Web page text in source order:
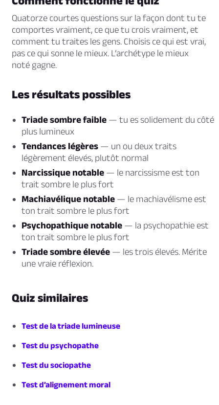
Quatorze courtes questions sur la façon dont tu te
comportes vraiment, ce que tu crois vraiment, et
comment tu traites les gens. Choisis ce qui est vrai,
pas ce qui sonne le mieux. L’archétype le mieux
noté gagne.
Les résultats possibles
Triade sombre faible — tu es solidement du côté
plus lumineux
Tendances légères — un ou deux traits
légèrement élevés, plutôt normal
Narcissique notable — le narcissisme est ton
trait sombre le plus fort
Machiavélique notable — le machiavélisme est
ton trait sombre le plus fort
Psychopathique notable — la psychopathie est
ton trait sombre le plus fort
Triade sombre élevée — les trois élevés. Mérite
une vraie réflexion.
Quiz similaires
Test de la triade lumineuse
Test du psychopathe
Test du sociopathe
Test d’alignement moral